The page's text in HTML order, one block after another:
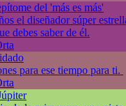
del 'más es más'
el diseñador súper
debes saber de él.
para ese tiempo para ti.